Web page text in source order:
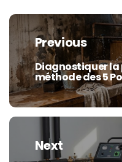
Navigation
de
l’article
Previous
Previous
post:
Diagnostiquer la
méthode des 5
Next